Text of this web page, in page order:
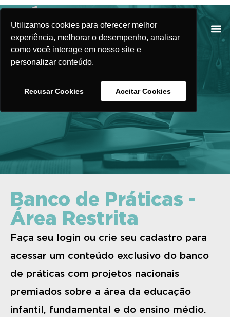
Utilizamos cookies para oferecer melhor
experiência, melhorar o desempenho, analisar
como você interage em nosso site e
personalizar conteúdo.
Recusar Cookies Aceitar Cookies
Banco de Práticas
Banco de Práticas -
Área Restrita
Faça seu login ou crie seu cadastro para
acessar um conteúdo exclusivo do banco
de práticas com projetos nacionais
premiados sobre a área da educação
infantil, fundamental e do ensino médio.